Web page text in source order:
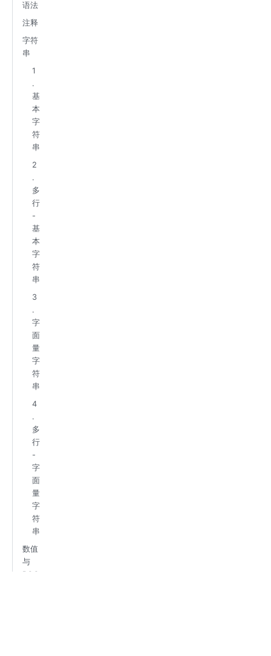
语法
注释
字符
串
1
.
基
本
字
符
串
2
.
多
行
-
基
本
字
符
串
3
.
字
面
量
字
符
串
4
.
多
行
-
字
面
量
字
符
串
数值
与
BOO